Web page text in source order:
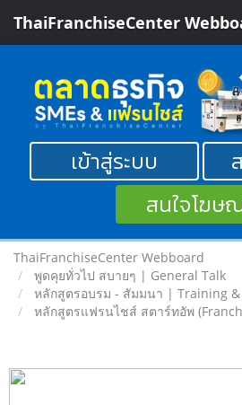
ThaiFranchiseCenter
เข้าสู่ระบบ
สนใจโฆษ
ThaiFranchiseCenter Webboard
พูดคุยทั่วไป สบายๆ | General Talk
หลักสูตรอบรม - สัมมนา | Training &
หลักสูตรแฟรนไชส์ สตาร์ทอัพ